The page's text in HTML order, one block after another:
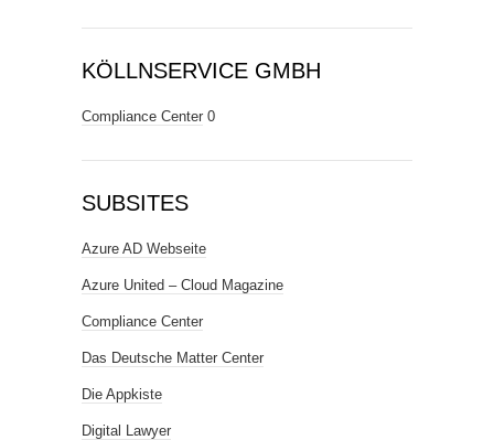
KÖLLNSERVICE GMBH
Compliance Center 0
SUBSITES
Azure AD Webseite
Azure United – Cloud Magazine
Compliance Center
Das Deutsche Matter Center
Die Appkiste
Digital Lawyer